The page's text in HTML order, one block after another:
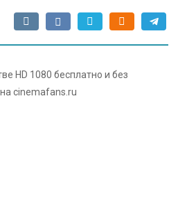
HD 1080 бесплатно и без
cinemafans.ru